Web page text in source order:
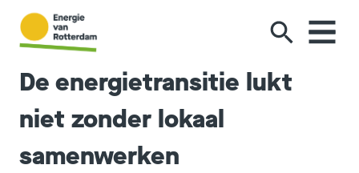
Ga naar de inhoud
De energietransitie lukt
niet zonder lokaal
samenwerken